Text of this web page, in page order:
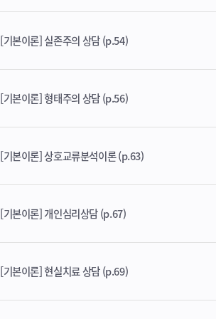
[기본이론] 실존주의 상담 (p.54)
[기본이론] 형태주의 상담 (p.56)
[기본이론] 상호교류분석이론 (p.63)
[기본이론] 개인심리상담 (p.67)
[기본이론] 현실치료 상담 (p.69)